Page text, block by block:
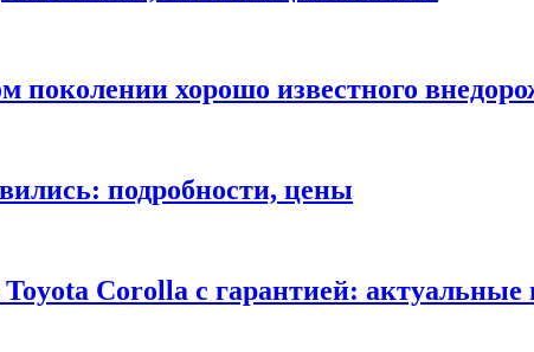
поколении хорошо известного
подробности, цены
Corolla с гарантией: